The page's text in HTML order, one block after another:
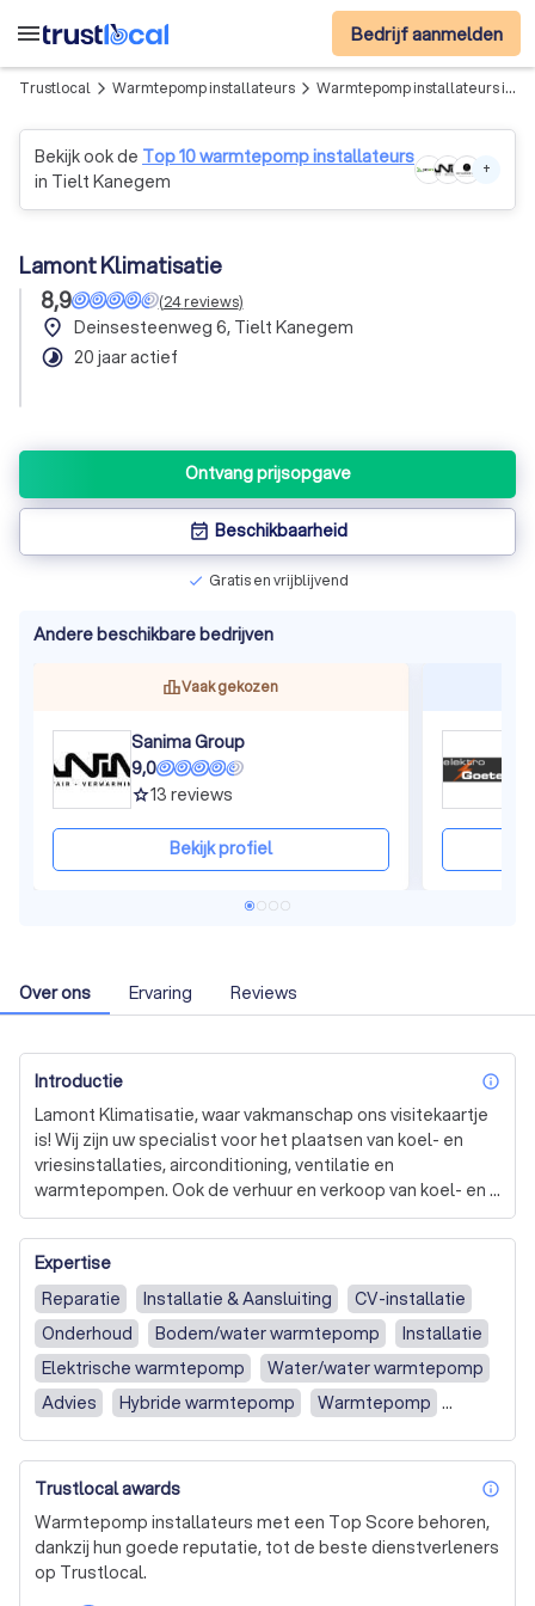
menu Bedrijf aanmelden
Trustlocal arrow_forward_ios Warmtepomp installateurs arrow_forward_ios Warmtepomp installateurs in Regio Ruiselede
Bekijk ook de Top 10 warmtepomp installateurs
in Tielt Kanegem
+
Lamont Klimatisatie
8,9
(24reviews)
place Deinsesteenweg 6, Tielt Kanegem
timelapse 20 jaar actief
Ontvang prijsopgave
event_available Beschikbaarheid
check Gratis en vrijblijvend
Andere beschikbare bedrijven
Vaak gekozen
Sanima Group
9,0
grade13 reviews
Bekijk profiel
Over ons Ervaring Reviews
Introductie
Lamont Klimatisatie, waar vakmanschap ons visitekaartje
is! Wij zijn uw specialist voor het plaatsen van koel- en
vriesinstallaties, airconditioning, ventilatie en
warmtepompen. Ook de verhuur en verkoop van koel- en
diepvriesaanhangwagens behoren tot onze
mogelijkheden. Wij zorgen altijd voor uw ideale klimaat.
Comfortabel wonen, werken en leven is een must, en dat
is precies ons vak! Met onze verschillende
ventilatiesystemen waarborgen we een gezonde
leefomgeving voor u en uw gezin. Wij installeren uw koel-
en vriescellen en allerlei andere koelmeubelen op een
correcte manier, zowel voor particulieren als
professionals.
Warmtepompen plaatsen is één van onze andere
specialisaties. Wij bieden een totaaloplossing van
warmtepomp tot vloerverwarming, sanitair en meer. De
warmtepomp is dé energiezuinige manier om uw woning
Expertise
Reparatie
Installatie & Aansluiting
CV-installatie
Onderhoud
Bodem/water warmtepomp
Installatie
Elektrische warmtepomp
Water/water warmtepomp
Advies
Hybride warmtepomp
Warmtepomp
Lucht/water warmtepomp
Lucht/lucht warmtepomp
Airconditioning
Geothermische warmtepomp
Installatie / Aansluiting
Trustlocal awards
Warmtepomp installateurs met een Top Score behoren,
dankzij hun goede reputatie, tot de beste dienstverleners
op Trustlocal.